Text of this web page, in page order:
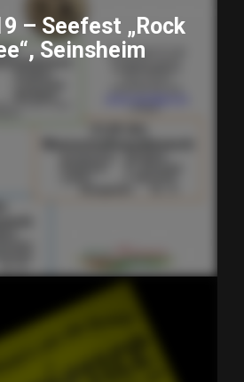
– Seefest „Rock
Seinsheim